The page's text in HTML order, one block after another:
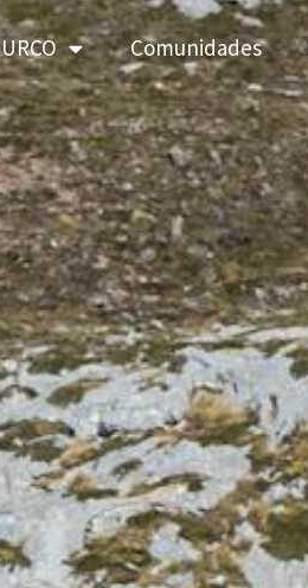
Comunidades